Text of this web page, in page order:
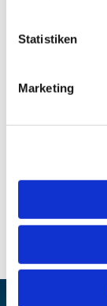
Statistiken
Marketing